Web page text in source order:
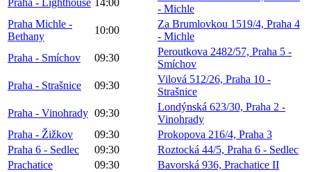
- Michle
Praha Michle -
Bethany
10:00
Za Brumlovkou 1519/4, Praha 4
- Michle
Praha - Smíchov
09:30
Peroutkova 2482/57, Praha 5 -
Smíchov
Praha - Strašnice
09:30
Vilová 512/26, Praha 10 -
Strašnice
Praha - Vinohrady 09:30
Londýnská 623/30, Praha 2 -
Vinohrady
Praha - Žižkov
09:30
Prokopova 216/4, Praha 3
Praha 6 - Sedlec
09:30
Roztocká 44/5, Praha 6 - Sedlec
Prachatice
09:30
Bavorská 936, Prachatice II